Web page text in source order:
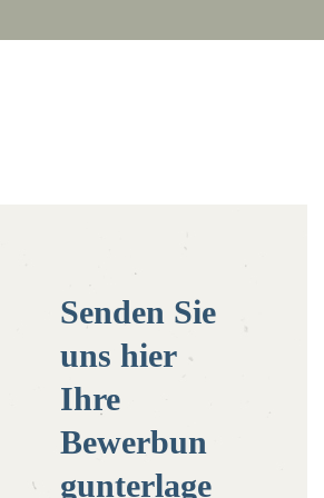
Senden Sie
uns hier
Ihre
Bewerbun
gunterlage